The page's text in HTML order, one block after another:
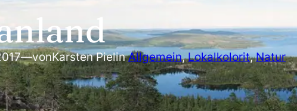
—vonKarsten PielinAllgemein, Lokalkolorit, Natur